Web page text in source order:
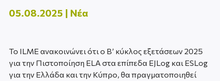
05.08.2025 | Νέα
To ILME ανακοινώνει ότι ο Β’ κύκλος εξετάσεων 2025
για την Πιστοποίηση ELA στα επίπεδα EJLog και ESLog
για την Ελλάδα και την Κύπρο, θα πραγματοποιηθεί